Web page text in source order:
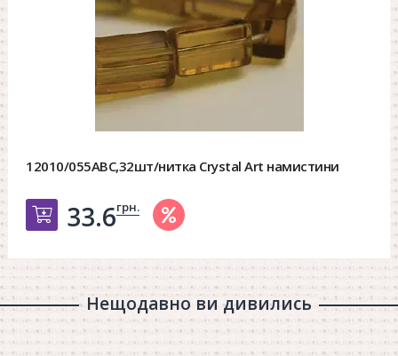
12010/055ABC,32шт/нитка Crystal Art намистини
Добавить в корзину
33.6грн.
Нещодавно ви дивились